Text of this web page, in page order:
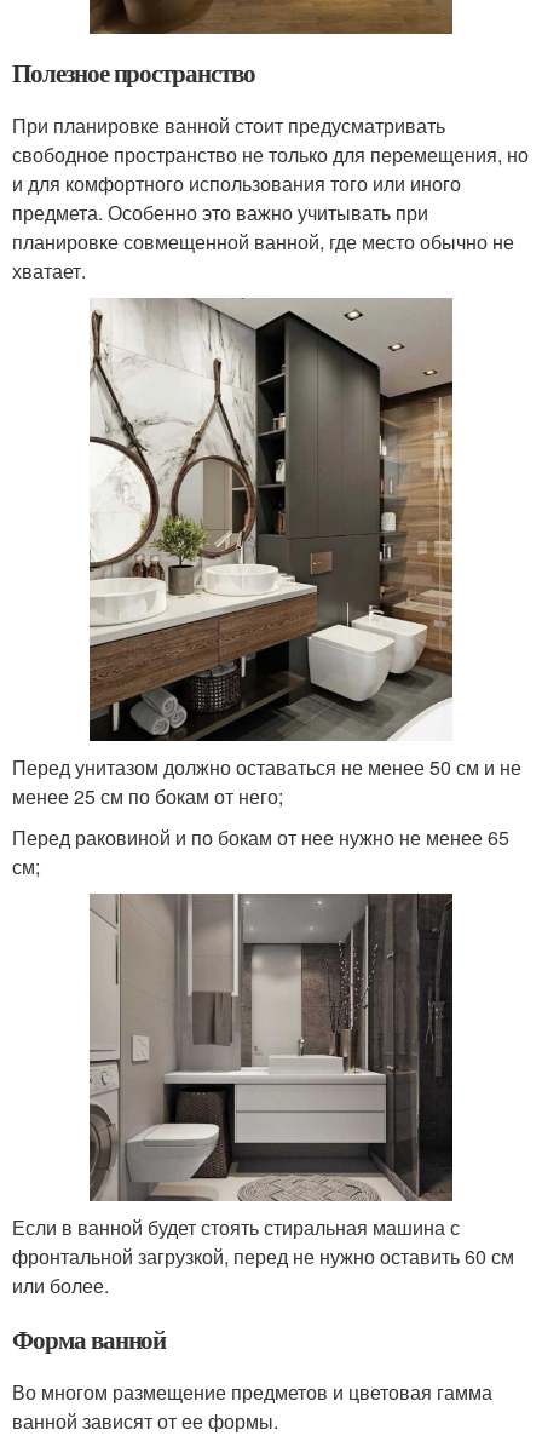
Полезное пространство
При планировке ванной стоит предусматривать
свободное пространство не только для перемещения, но
и для комфортного использования того или иного
предмета. Особенно это важно учитывать при
планировке совмещенной ванной, где место обычно не
хватает.
Перед унитазом должно оставаться не менее 50 см и не
менее 25 см по бокам от него;
Перед раковиной и по бокам от нее нужно не менее 65
см;
Если в ванной будет стоять стиральная машина с
фронтальной загрузкой, перед не нужно оставить 60 см
или более.
Форма ванной
Во многом размещение предметов и цветовая гамма
ванной зависят от ее формы.